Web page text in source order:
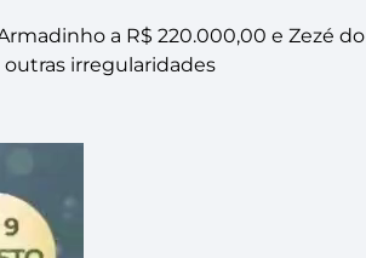
a R$ 220.000,00 e Zezé do
irregularidades